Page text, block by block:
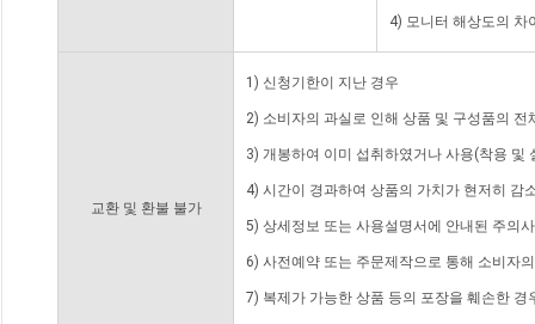
4) 모니터 해상도의 차
교환 및 환불 불가
1) 신청기한이 지난 경우
2) 소비자의 과실로 인해 상품 및 구성품의
3) 개봉하여 이미 섭취하였거나 사용(착용 및
4) 시간이 경과하여 상품의 가치가 현저히 감
5) 상세정보 또는 사용설명서에 안내된 주의
6) 사전예약 또는 주문제작으로 통해 소비자
7) 복제가 가능한 상품 등의 포장을 훼손한 경